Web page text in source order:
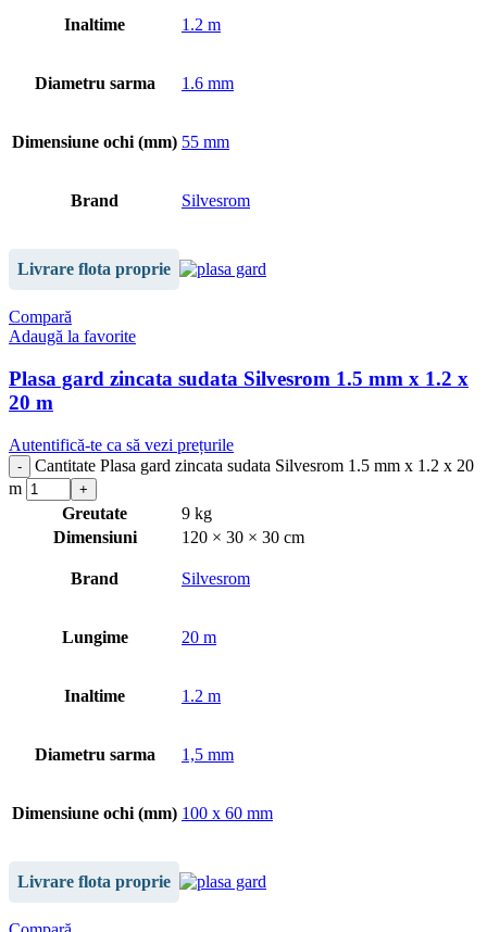
Inaltime 1.2 m
Diametru sarma 1.6 mm
Dimensiune ochi (mm) 55 mm
Brand Silvesrom
Livrare flota proprie
Compară
Adaugă la favorite
Plasa gard zincata sudata Silvesrom 1.5 mm x 1.2 x
20 m
Autentifică-te ca să vezi prețurile
Cantitate Plasa gard zincata sudata Silvesrom 1.5 mm x 1.2 x 20
m
Greutate
9 kg
Dimensiuni
120 × 30 × 30 cm
Brand Silvesrom
Lungime 20 m
Inaltime 1.2 m
Diametru sarma 1,5 mm
Dimensiune ochi (mm) 100 x 60 mm
Livrare flota proprie